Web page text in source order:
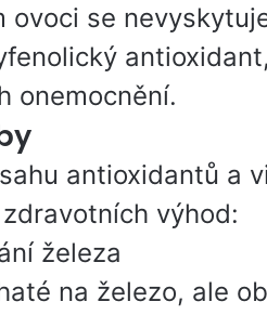
ovoci se
onemocnění.
antioxidantů a
výhod:
železa
na železo, ale